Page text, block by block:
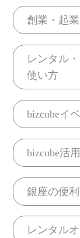
創業・起業
レンタル
使い方
bizcubeイ
bizcube活
銀座の便
レンタル